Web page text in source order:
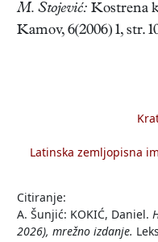
M. Stojević: Kostrena
Kamov, 6(2006) 1, str.
Latinska zemljopisna
Citiranje:
A. Šunjić: KOKIĆ, Daniel.
2026), mrežno izdanje.